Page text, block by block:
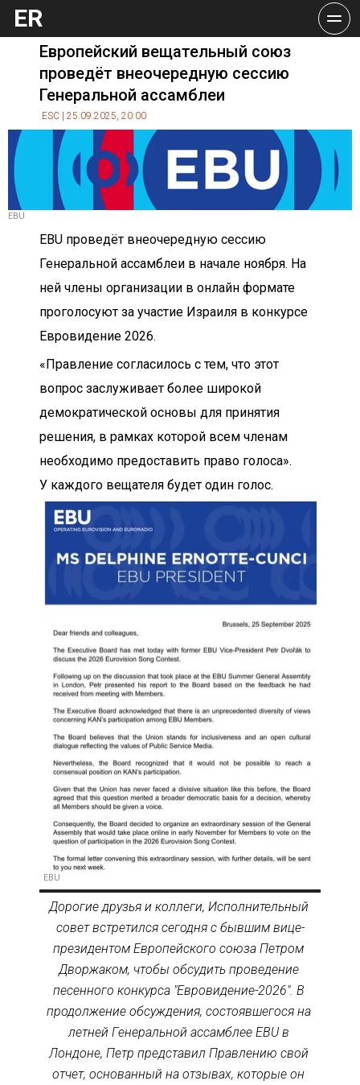
ER
Европейский вещательный союз
проведёт внеочередную сессию
Генеральной ассамблеи
ESC | 25.09.2025, 20:00
EBU
EBU проведёт внеочередную сессию
Генеральной ассамблеи в начале ноября. На
ней члены организации в онлайн формате
проголосуют за участие Израиля в конкурсе
Евровидение 2026.
«Правление согласилось с тем, что этот
вопрос заслуживает более широкой
демократической основы для принятия
решения, в рамках которой всем членам
необходимо предоставить право голоса».
У каждого вещателя будет один голос.
EBU
Дорогие друзья и коллеги, Исполнительный
совет встретился сегодня с бывшим вице-
президентом Европейского союза Петром
Дворжаком, чтобы обсудить проведение
песенного конкурса "Евровидение-2026". В
продолжение обсуждения, состоявшегося на
летней Генеральной ассамблее EBU в
Лондоне, Петр представил Правлению свой
отчет, основанный на отзывах, которые он